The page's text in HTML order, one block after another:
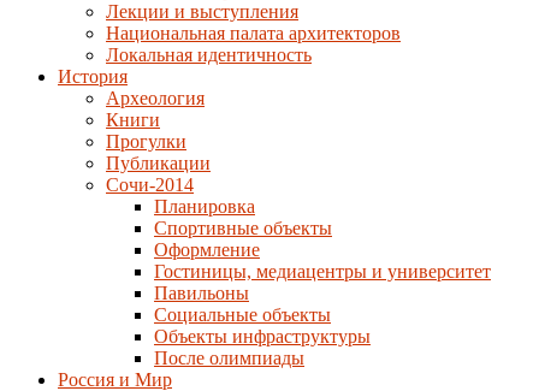
Лекции и выступления
Национальная палата архитекторов
Локальная идентичность
История
Археология
Книги
Прогулки
Публикации
Сочи-2014
Планировка
Спортивные объекты
Оформление
Гостиницы, медиацентры и университет
Павильоны
Социальные объекты
Объекты инфраструктуры
После олимпиады
Россия и Мир